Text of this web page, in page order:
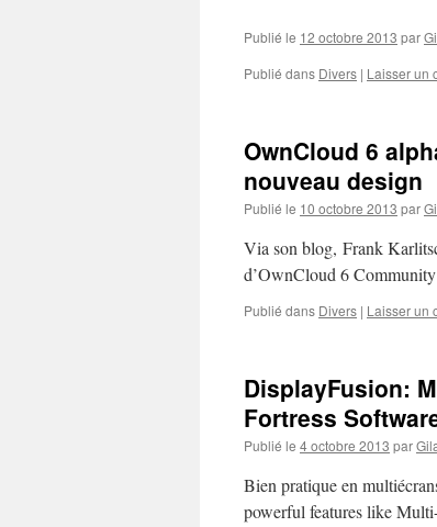
Publié le 12 octobre 2013 par
Publié dans Divers | Laisser un
OwnCloud 6
nouveau design
Publié le 10 octobre 2013 par
Via son blog, Frank
d’OwnCloud 6
Publié dans Divers | Laisser un
DisplayFusion:
Fortress
Publié le 4 octobre 2013 par
Bien pratique en
powerful features like